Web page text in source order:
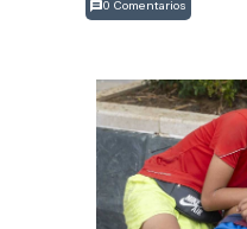
0 Comentarios